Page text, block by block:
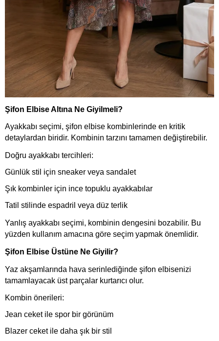
Şifon Elbise Altına Ne Giyilmeli?
Ayakkabı seçimi, şifon elbise kombinlerinde en kritik
detaylardan biridir. Kombinin tarzını tamamen değiştirebilir.
Doğru ayakkabı tercihleri:
Günlük stil için sneaker veya sandalet
Şık kombinler için ince topuklu ayakkabılar
Tatil stilinde espadril veya düz terlik
Yanlış ayakkabı seçimi, kombinin dengesini bozabilir. Bu
yüzden kullanım amacına göre seçim yapmak önemlidir.
Şifon Elbise Üstüne Ne Giyilir?
Yaz akşamlarında hava serinlediğinde şifon elbisenizi
tamamlayacak üst parçalar kurtarıcı olur.
Kombin önerileri:
Jean ceket ile spor bir görünüm
Blazer ceket ile daha şık bir stil